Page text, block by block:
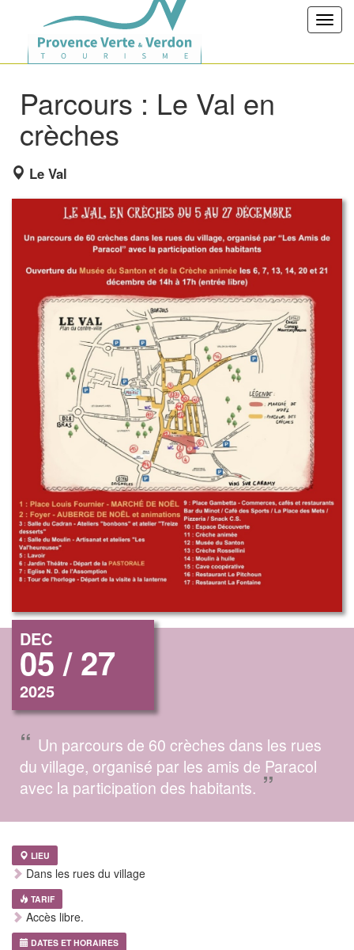
Parcours : Le Val en
crèches
Le Val
DEC
05 / 27
2025
“ Un parcours de 60 crèches dans les rues
du village, organisé par les amis de Paracol
avec la participation des habitants. ”
LIEU
Dans les rues du village
TARIF
Accès libre.
DATES ET HORAIRES